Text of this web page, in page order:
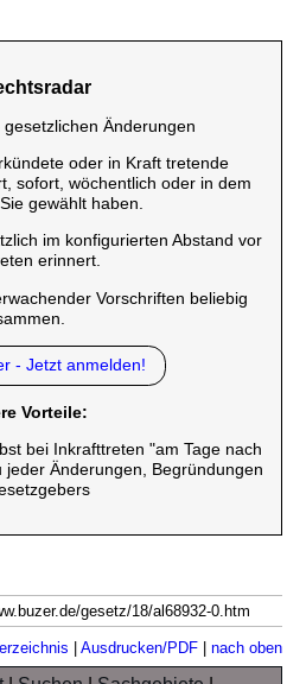
Änderungen
oder in Kraft tretende
sofort, wöchentlich oder in dem
gewählt haben.
im konfigurierten Abstand vor
erinnert.
Vorschriften beliebig
- Jetzt anmelden!
Vorteile:
bei Inkrafttreten "am Tage nach
Änderungen, Begründungen
gesetz/18/al68932-0.htm
Ausdrucken/PDF| nach oben